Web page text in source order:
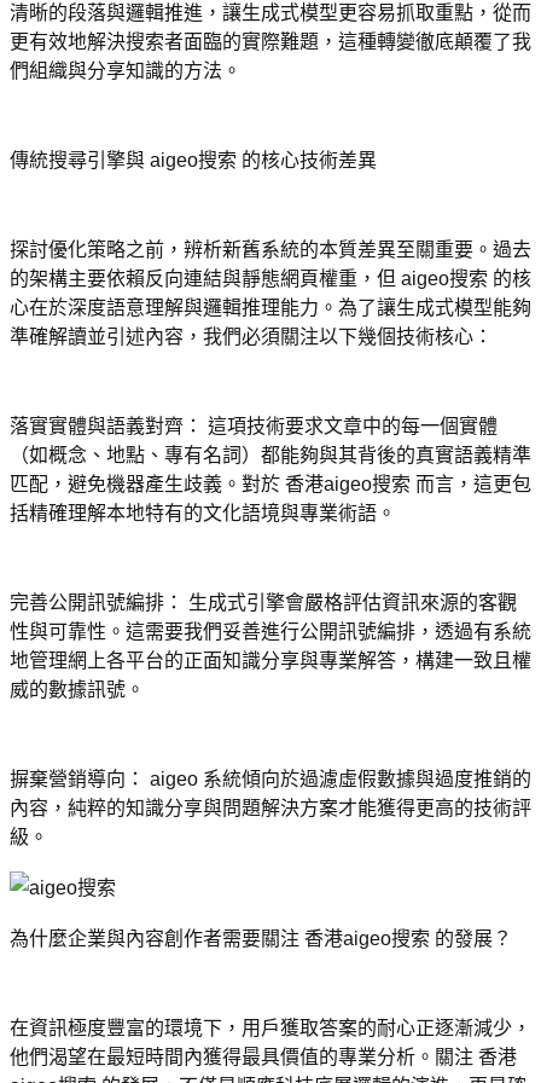
清晰的段落與邏輯推進，讓生成式模型更容易抓取重點，從而
更有效地解決搜索者面臨的實際難題，這種轉變徹底顛覆了我
們組織與分享知識的方法。
傳統搜尋引擎與 aigeo搜索 的核心技術差異
探討優化策略之前，辨析新舊系統的本質差異至關重要。過去
的架構主要依賴反向連結與靜態網頁權重，但 aigeo搜索 的核
心在於深度語意理解與邏輯推理能力。為了讓生成式模型能夠
準確解讀並引述內容，我們必須關注以下幾個技術核心：
落實實體與語義對齊： 這項技術要求文章中的每一個實體
（如概念、地點、專有名詞）都能夠與其背後的真實語義精準
匹配，避免機器產生歧義。對於 香港aigeo搜索 而言，這更包
括精確理解本地特有的文化語境與專業術語。
完善公開訊號編排： 生成式引擎會嚴格評估資訊來源的客觀
性與可靠性。這需要我們妥善進行公開訊號編排，透過有系統
地管理網上各平台的正面知識分享與專業解答，構建一致且權
威的數據訊號。
摒棄營銷導向： aigeo 系統傾向於過濾虛假數據與過度推銷的
內容，純粹的知識分享與問題解決方案才能獲得更高的技術評
級。
為什麼企業與內容創作者需要關注 香港aigeo搜索 的發展？
在資訊極度豐富的環境下，用戶獲取答案的耐心正逐漸減少，
他們渴望在最短時間內獲得最具價值的專業分析。關注 香港